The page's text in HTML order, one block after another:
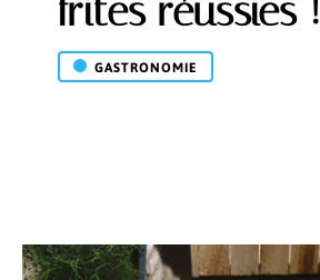
frites réussies !
GASTRONOMIE